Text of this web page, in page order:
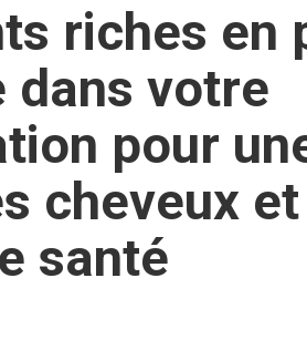
riches en
dans votre
pour
cheveux
santé